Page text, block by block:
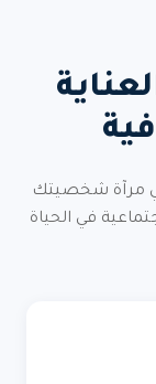
مرآة شخصيتك
في الحياة